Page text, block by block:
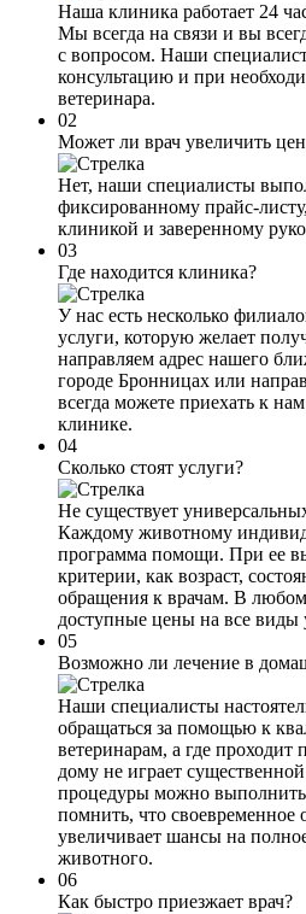
Наша клиника работает 24
Мы всегда на связи и вы
с вопросом. Наши
консультацию и при
ветеринара.
02
Может ли врач увеличить
Нет, наши специалисты
фиксированному прайс-
клиникой и заверенному
03
Где находится клиника?
У нас есть несколько
услуги, которую желает
направляем адрес нашего
городе Бронницах или
всегда можете приехать к
клинике.
04
Сколько стоят услуги?
Не существует
Каждому животному
программа помощи. При ее
критерии, как возраст,
обращения к врачам. В
доступные цены на все виды
05
Возможно ли лечение в
Наши специалисты
обращаться за помощью к
ветеринарам, а где
дому не играет
процедуры можно
помнить, что
увеличивает шансы на
животного.
06
Как быстро приезжает врач?